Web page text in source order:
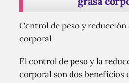
Control de peso y reducción
corporal
El control de peso y la
corporal son dos beneficios